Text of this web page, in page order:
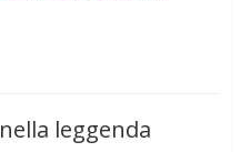
leggenda